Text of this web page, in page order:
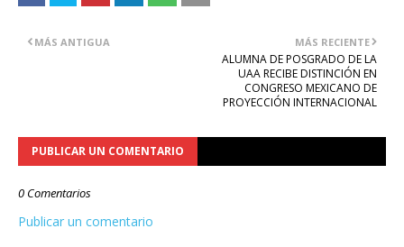
MÁS RECIENTE
ALUMNA DE POSGRADO DE LA
UAA RECIBE DISTINCIÓN EN
CONGRESO MEXICANO DE
PROYECCIÓN INTERNACIONAL
MÁS ANTIGUA
PUBLICAR UN COMENTARIO
0 Comentarios
Publicar un comentario